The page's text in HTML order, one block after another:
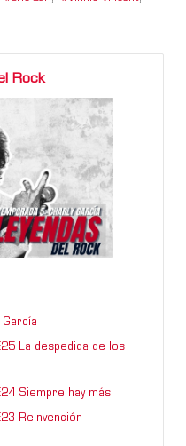
Rock
García
La despedida de los
Siempre hay más
Reinvención